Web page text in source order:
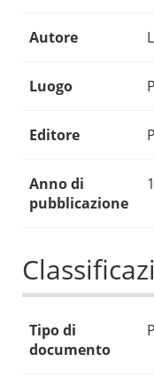
Autore
Luogo
Editore
Anno di
pubblicazione
Tipo di
documento